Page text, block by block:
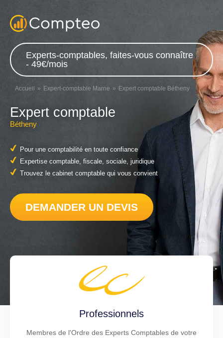
Experts-comptables, faites-vous connaître
- 49€/mois
Accueil Expert-comptable Marne Expert comptable Bétheny
Expert comptable
Bétheny
Pour une comptabilité en toute confiance
Expertise comptable, fiscale, sociale, juridique
Trouvez le cabinet comptable qui vous convient
DEMANDER UN DEVIS
Professionnels
Membres de l'Ordre des Experts Comptables de votre